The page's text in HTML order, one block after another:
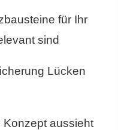
für Ihr
sind
Lücken
Konzept aussieht